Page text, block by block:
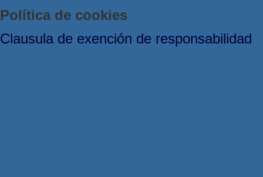
Política de cookies
Clausula de exención de responsabilidad